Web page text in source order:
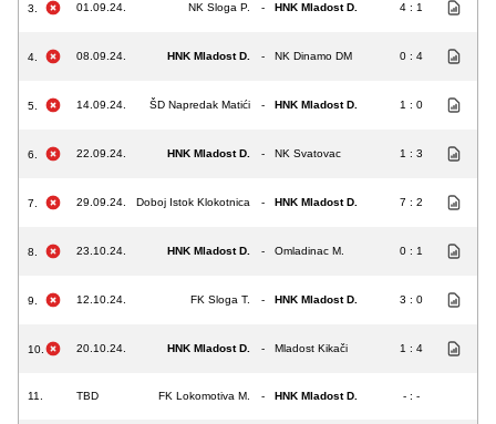
3. 01.09.24. NK Sloga P. - HNK Mladost D. 4 : 1
4. 08.09.24. HNK Mladost D. - NK Dinamo DM 0 : 4
5. 14.09.24. ŠD Napredak Matići - HNK Mladost D. 1 : 0
6. 22.09.24. HNK Mladost D. - NK Svatovac 1 : 3
7. 29.09.24. Doboj Istok Klokotnica - HNK Mladost D. 7 : 2
8. 23.10.24. HNK Mladost D. - Omladinac M. 0 : 1
9. 12.10.24. FK Sloga T. - HNK Mladost D. 3 : 0
10. 20.10.24. HNK Mladost D. - Mladost Kikači 1 : 4
11. TBD FK Lokomotiva M. - HNK Mladost D. - : -